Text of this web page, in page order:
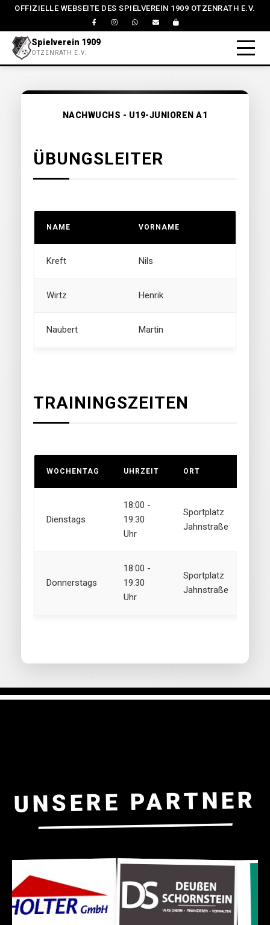
OFFIZIELLE WEBSEITE DES SPIELVEREIN 1909 OTZENRATH E.V.
Spielverein 1909
OTZENRATH E.V.
NACHWUCHS - U19-JUNIOREN A1
ÜBUNGSLEITER
NAME VORNAME
Kreft Nils
Wirtz Henrik
Naubert Martin
TRAININGSZEITEN
WOCHENTAG UHRZEIT ORT
Dienstags
18:00 -
19:30
Uhr
Sportplatz
Jahnstraße
Donnerstags
18:00 -
19:30
Uhr
Sportplatz
Jahnstraße
UNSERE PARTNER